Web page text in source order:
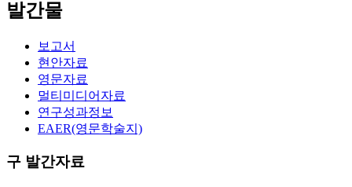
발간물
보고서
현안자료
영문자료
멀티미디어자료
연구성과정보
EAER(영문학술지)
구 발간자료